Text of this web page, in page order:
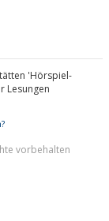
'Hörspiel-
Lesungen
vorbehalten